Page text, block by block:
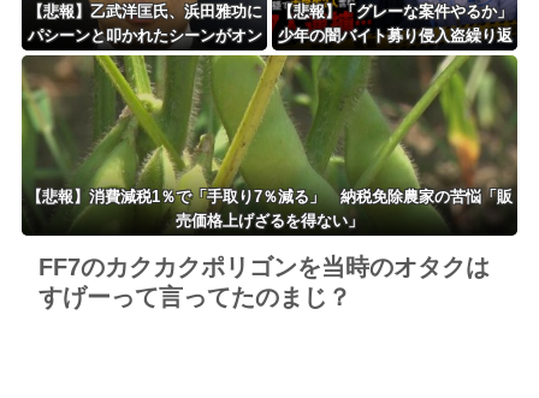
【悲報】乙武洋匡氏、浜田雅功に
パシーンと叩かれたシーンがオン
エアされず「障害者相手だと放送
されなくなる。俺、逆差別だと思
って」
【悲報】「グレーな案件やるか」
少年の闇バイト募り侵入盗繰り返
す 容疑で中学生2人含む7人逮
【悲報】消費減税1％で「手取り7％減る」 納税免除農家の苦悩「販
売価格上げざるを得ない」
FF7のカクカクポリゴンを当時のオタクは
すげーって言ってたのまじ？